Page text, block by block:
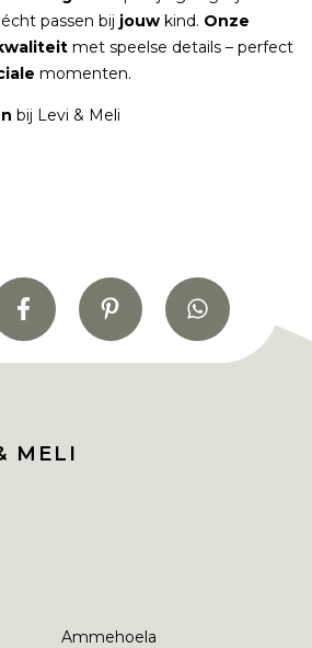
passen bij jouw kind. Onze
met speelse details – perfect
momenten.
bij Levi & Meli
MELI
Ammehoela